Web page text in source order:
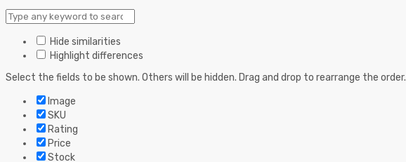
Hide similarities
Highlight differences
Select the fields to be shown. Others will be hidden. Drag and drop to rearrange the order.
Image
SKU
Rating
Price
Stock